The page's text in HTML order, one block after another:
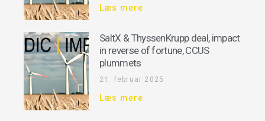
Læs mere
SaltX & ThyssenKrupp deal, impact
in reverse of fortune, CCUS
plummets
21. februar 2025
Læs mere